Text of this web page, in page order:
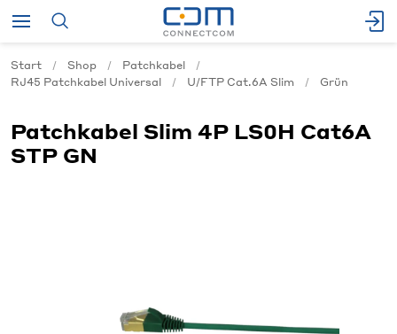
Start Shop
Patchkabel
RJ45 Patchkabel Universal
U/FTP Cat.6A Slim Grün
Patchkabel Slim 4P LS0H Cat6A
STP GN